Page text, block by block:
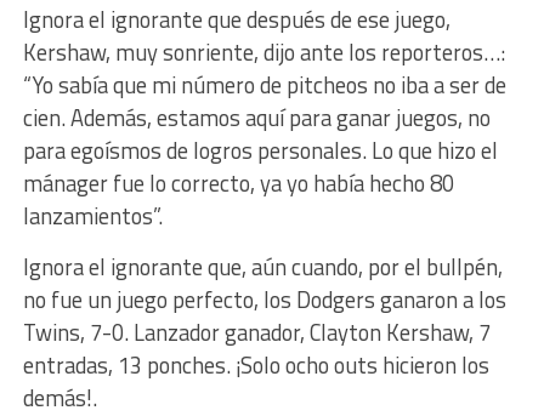
Ignora el ignorante que después de ese juego,
Kershaw, muy sonriente, dijo ante los reporteros…:
“Yo sabía que mi número de pitcheos no iba a ser de
cien. Además, estamos aquí para ganar juegos, no
para egoísmos de logros personales. Lo que hizo el
mánager fue lo correcto, ya yo había hecho 80
lanzamientos”.
Ignora el ignorante que, aún cuando, por el bullpén,
no fue un juego perfecto, los Dodgers ganaron a los
Twins, 7-0. Lanzador ganador, Clayton Kershaw, 7
entradas, 13 ponches. ¡Solo ocho outs hicieron los
demás!.